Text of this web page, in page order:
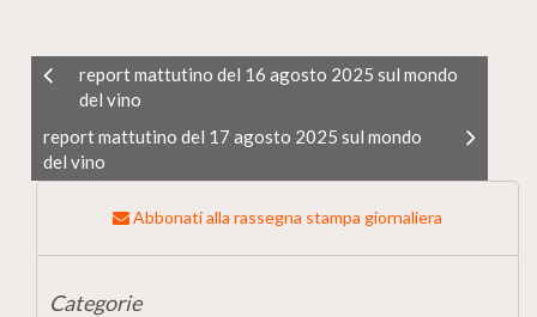
report mattutino del 16 agosto 2025 sul mondo
del vino
report mattutino del 17 agosto 2025 sul mondo
del vino
Abbonati alla rassegna stampa giornaliera
Categorie